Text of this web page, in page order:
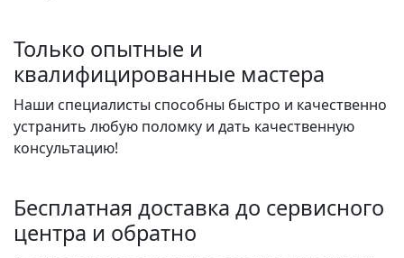
Только опытные и
квалифицированные мастера
Наши специалисты способны быстро и качественно
устранить любую поломку и дать качественную
консультацию!
Бесплатная доставка до сервисного
центра и обратно